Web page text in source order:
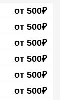
от 500₽
от 500₽
от 500₽
от 500₽
от 500₽
от 500₽